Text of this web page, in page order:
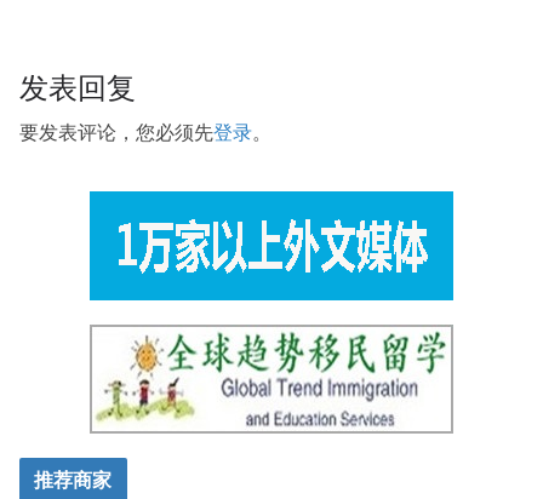
发表回复
要发表评论，您必须先登录。
推荐商家